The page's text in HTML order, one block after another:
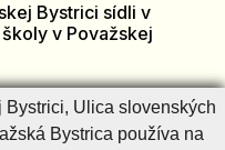
Bystrici sídli v
v Považskej
Ulica slovenských
Bystrica používa na